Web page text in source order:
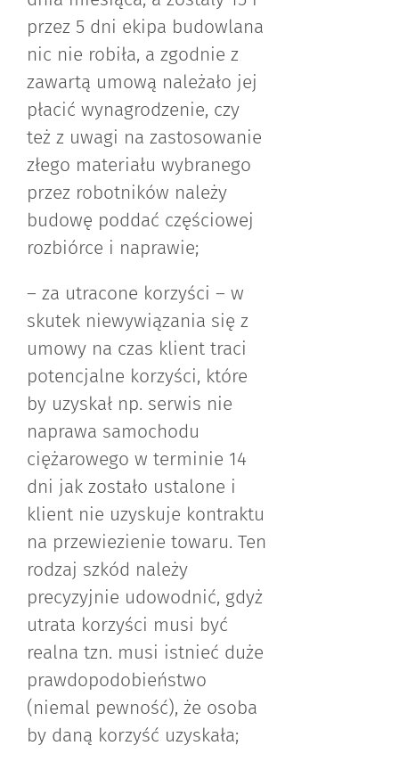
przez 5 dni ekipa budowlana
nic nie robiła, a zgodnie z
zawartą umową należało jej
płacić wynagrodzenie, czy
też z uwagi na zastosowanie
złego materiału wybranego
przez robotników należy
budowę poddać częściowej
rozbiórce i naprawie;
– za utracone korzyści – w
skutek niewywiązania się z
umowy na czas klient traci
potencjalne korzyści, które
by uzyskał np. serwis nie
naprawa samochodu
ciężarowego w terminie 14
dni jak zostało ustalone i
klient nie uzyskuje kontraktu
na przewiezienie towaru. Ten
rodzaj szkód należy
precyzyjnie udowodnić, gdyż
utrata korzyści musi być
realna tzn. musi istnieć duże
prawdopodobieństwo
(niemal pewność), że osoba
by daną korzyść uzyskała;